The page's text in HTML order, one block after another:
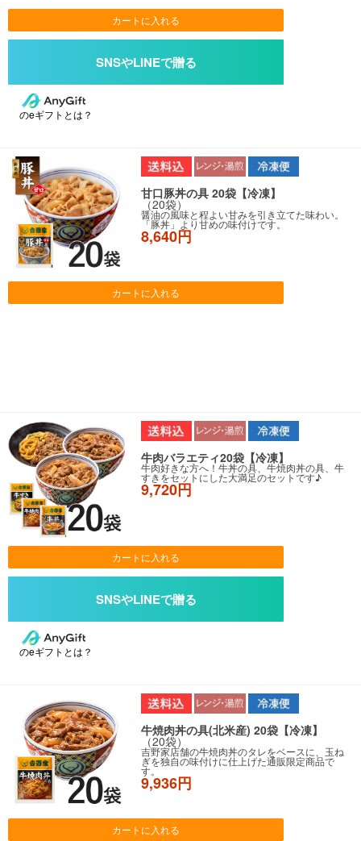
カートに入れる
のeギフトとは？
甘口豚丼の具 20袋【冷凍】
（20袋）
醤油の風味と程よい甘みを引き立てた味わい。
「豚丼」より甘めの味付けです。
8,640円
カートに入れる
牛肉バラエティ20袋【冷凍】
牛肉好きな方へ！牛丼の具、牛焼肉丼の具、牛
すきをセットにした大満足のセットです♪
9,720円
カートに入れる
のeギフトとは？
牛焼肉丼の具(北米産) 20袋【冷凍】
（20袋）
吉野家店舗の牛焼肉丼のタレをベースに、玉ね
ぎを独自の味付けに仕上げた通販限定商品で
す。
9,936円
カートに入れる